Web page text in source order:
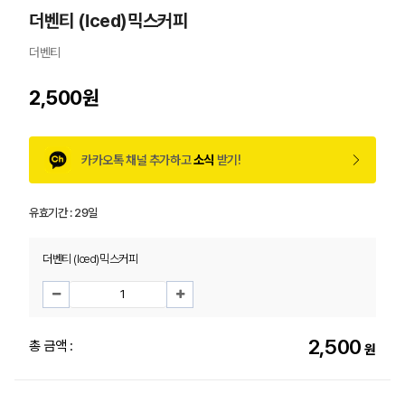
더벤티 (Iced)믹스커피
더벤티
2,500원
카카오톡 채널 추가하고소식 받기!
유효기간 :29일
더벤티 (Iced)믹스커피
총 금액 : 2,500 원